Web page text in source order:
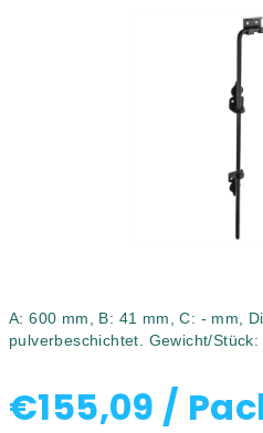
A: 600 mm, B: 41 mm, C: - mm,
pulverbeschichtet. Gewicht/
€155,09 /